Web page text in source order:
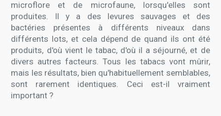
microflore et de microfaune, lorsqu'elles sont
produites. Il y a des levures sauvages et des
bactéries présentes à différents niveaux dans
différents lots, et cela dépend de quand ils ont été
produits, d'où vient le tabac, d'où il a séjourné, et de
divers autres facteurs. Tous les tabacs vont mûrir,
mais les résultats, bien qu'habituellement semblables,
sont rarement identiques. Ceci est-il vraiment
important ?